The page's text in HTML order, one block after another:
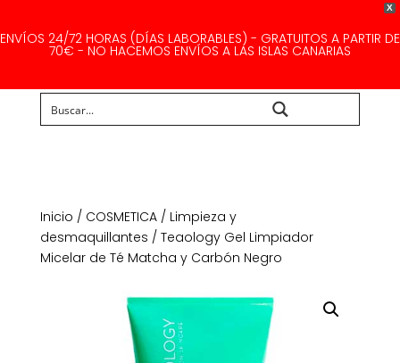
X
ENVÍOS 24/72 HORAS (DÍAS LABORABLES) - GRATUITOS A PARTIR DE
70€ - NO HACEMOS ENVÍOS A LAS ISLAS CANARIAS
Inicio / COSMETICA/ Limpieza y
desmaquillantes / Teaology Gel Limpiador
Micelar de Té Matcha y Carbón Negro